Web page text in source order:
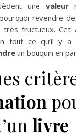
une valeur
revendre
très fructueux. Cet
tout ce qu’il y a
un bouquin en
livre